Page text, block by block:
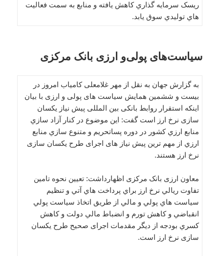
ريسک سرمايه گذاري کاهش يافته و منابع به سمت فعاليت
هاي توليدي سوق يابد.
سیاست‌های پولی‌و ارزی بانک مرکزی
به گزارش جهان به نقل از مهر غلامعلی کامیاب امروز در
بیست و ششمین همایش سیاست های پولی و ارزی با بیان
اینکه استقرار روابط بانکی بین المللی پیش نیاز یکسان
سازی نرخ ارز است گفت: این موضوع در کنار آزاد سازي
منابع ارزي کشور در دوره پساتحريم و متنوع سازي منابع
ارزي از مهم ترین پیش نیاز های اجرای طرح یکسان سازی
نرخ ارز هستند.
معاون ارزی بانک مرکزی اظهارداشت: تعيين نحوه تامين
تفاوت ريالي نرخ ارز براي پرداخت هاي آتي و تنظيم
سياست هاي پولي و مالي از طریق اتخاذ سياست پولي
انقباضي و کاهش تورم و انضباط مالي دولت و کاهش
کسري بودجه از دیگر مقدمات اجرای صحیح طرح یکسان
سازی نرخ ارز است.